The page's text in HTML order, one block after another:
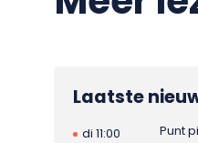
Laatste
di 11:00
Punt